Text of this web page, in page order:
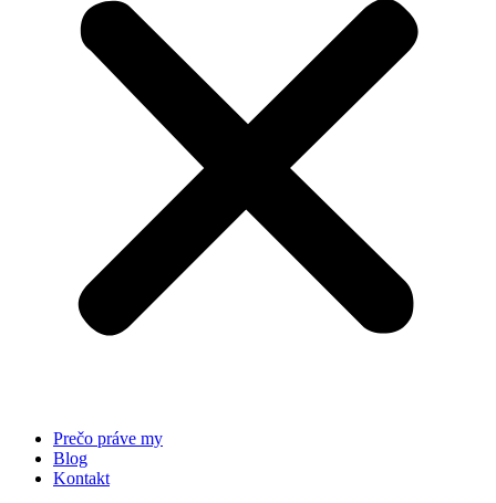
Prečo práve my
Blog
Kontakt